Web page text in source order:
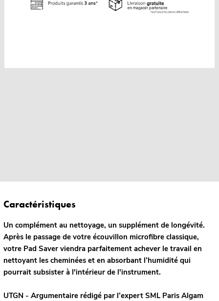
Caractéristiques
Un complément au nettoyage, un supplément de longévité.
Après le passage de votre écouvillon microfibre classique,
votre Pad Saver viendra parfaitement achever le travail en
nettoyant les cheminées et en absorbant l’humidité qui
pourrait subsister à l'intérieur de l'instrument.
UTGN - Argumentaire rédigé par l’expert SML ParisAlgam